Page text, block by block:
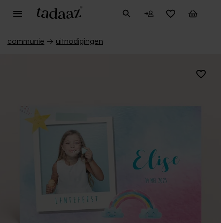
communie → uitnodigingen